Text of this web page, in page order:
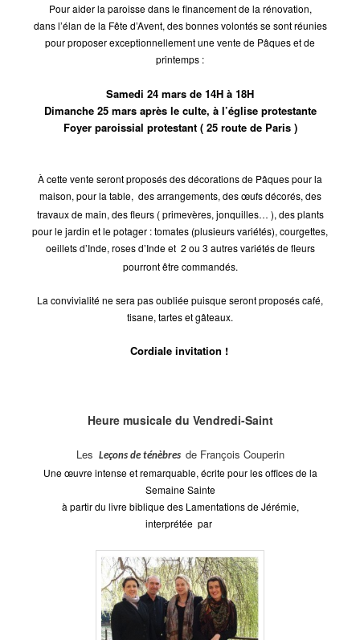
Pour aider la paroisse dans le financement de la rénovation,
dans l’élan de la Fête d’Avent, des bonnes volontés se sont réunies
pour proposer exceptionnellement une vente de Pâques et de
printemps :
Samedi 24 mars de 14H à 18H
Dimanche 25 mars après le culte, à l’église protestante
Foyer paroissial protestant ( 25 route de Paris )
À cette vente seront proposés des décorations de Pâques pour la
maison, pour la table, des arrangements, des œufs décorés, des
travaux de main, des fleurs ( primevères, jonquilles… ), des plants
pour le jardin et le potager : tomates (plusieurs variétés), courgettes,
oeilletsd’Inde, roses d’Inde et 2 ou 3 autres variétés de fleurs
pourront être commandés.
La convivialité ne sera pas oubliée puisque seront proposés café,
tisane, tartes et gâteaux.
Cordiale invitation !
Heure musicale du Vendredi-Saint
Les Leçons de ténèbres de François Couperin
Une œuvre intense et remarquable, écrite pour les offices de la
Semaine Sainte
à partir du livre biblique des Lamentations de Jérémie,
interprétée par